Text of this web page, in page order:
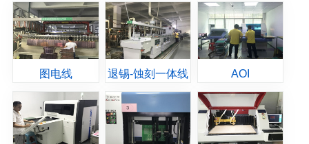
图电线 退锡-蚀刻一体线 AOI